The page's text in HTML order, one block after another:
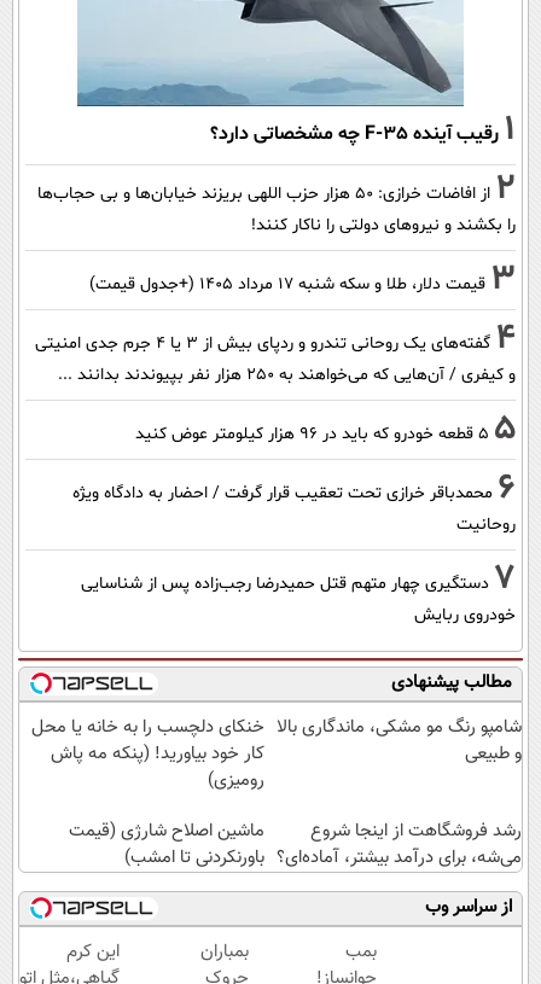
1 رقیب آینده F-35 چه مشخصاتی دارد؟
2
از افاضات خرازی: ۵۰ هزار حزب اللهی بریزند خیابان‌ها و بی حجاب‌ها
را بکشند و نیرو‌های دولتی را ناکار کنند!
3 قیمت دلار، طلا و سکه شنبه ۱۷ مرداد ۱۴۰۵ (+جدول قیمت)
4
گفته‌های یک روحانی تندرو و ردپای بیش از ۳ یا ۴ جرم جدی امنیتی
و کیفری / آن‌هایی که می‌خواهند به ۲۵۰ هزار نفر بپیوندند بدانند ...
5 ۵ قطعه خودرو که باید در ۹۶ هزار کیلومتر عوض کنید
6 محمدباقر خرازی تحت تعقیب قرار گرفت / احضار به دادگاه ویژه
روحانیت
7 دستگیری چهار متهم قتل حمیدرضا رجب‌زاده پس از شناسایی
خودروی ربایش
مطالب پیشنهادی
شامپو رنگ مو مشکی، ماندگاری بالا
و طبیعی
خنکای دلچسب را به خانه یا محل
کار خود بیاورید! (پنکه مه پاش
رومیزی)
رشد فروشگاهت از اینجا شروع
می‌شه، برای درآمد بیشتر، آماده‌ای؟
ماشین اصلاح شارژی (قیمت
باورنکردنی تا امشب)
از سراسر وب
بمب
جوانساز!
بمباران
چروک
این کرم
گیاهی،مثل اتو